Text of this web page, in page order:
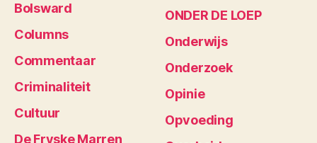
Bolsward
Columns
Commentaar
Criminaliteit
Cultuur
De Fryske Marren
ONDER DE LOEP
Onderwijs
Onderzoek
Opinie
Opvoeding